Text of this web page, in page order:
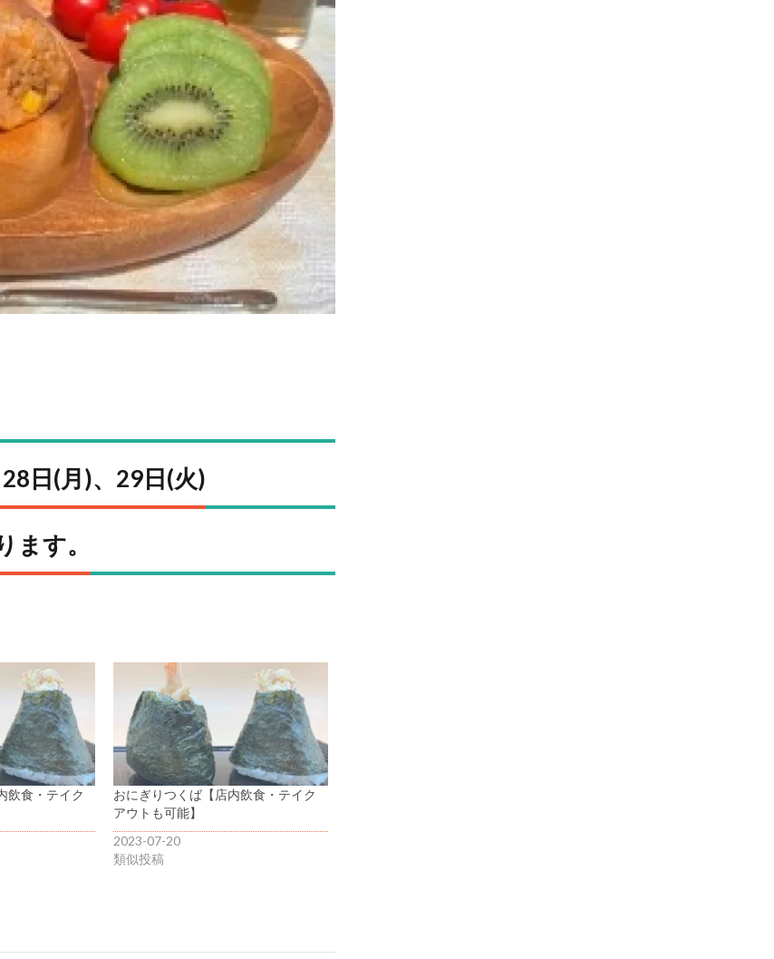
日(月)、29日(火)
す。
飲食・テイク
おにぎりつくば【店内飲食・テイク
アウトも可能】
2023-07-20
類似投稿